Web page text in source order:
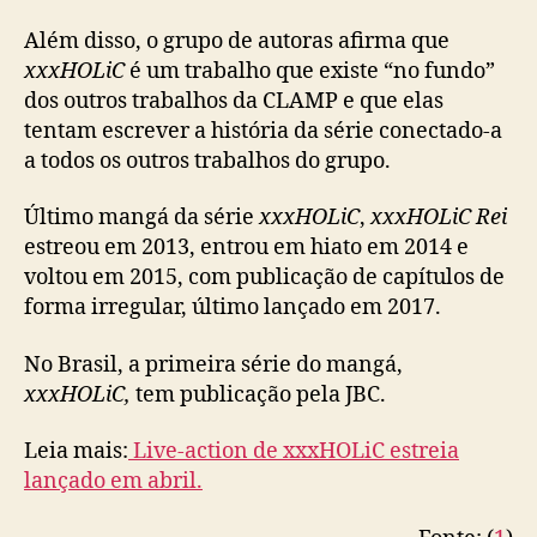
o
h
i
a
t
o
Além disso, o grupo de autoras afirma que
xxxHOLiCé um trabalho que existe “no fundo”
dos outros trabalhos da CLAMP e que elas
tentam escrever a história da série conectado-a
a todos os outros trabalhos do grupo.
Último mangá da sériexxxHOLiC,xxxHOLiC Rei
estreou em 2013, entrou em hiato em 2014 e
voltou em 2015, com publicação de capítulos de
forma irregular, último lançado em 2017.
No Brasil, a primeira série do mangá,
xxxHOLiC, tem publicação pela JBC.
Leia mais: Live-action de xxxHOLiC estreia
lançado em abril.